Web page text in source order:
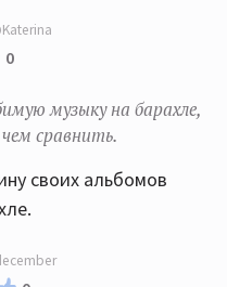
0
музыку на барахле,
чем сравнить.
своих альбомов